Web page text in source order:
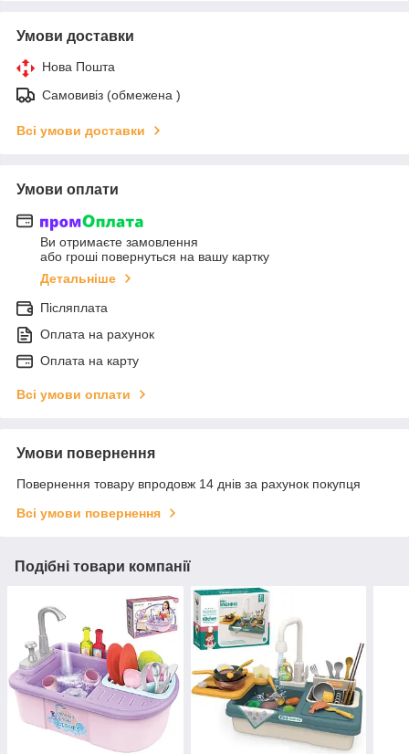
Умови доставки
Нова Пошта
Самовивіз (обмежена )
Всі умови доставки
Умови оплати
Ви отримаєте замовлення
або гроші повернуться на вашу картку
Детальніше
Післяплата
Оплата на рахунок
Оплата на карту
Всі умови оплати
Умови повернення
Повернення товару впродовж 14 днів за рахунок покупця
Всі умови повернення
Подібні товари компанії